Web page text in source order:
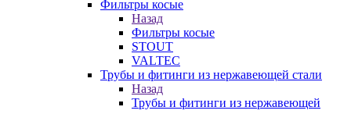
Фильтры косые
Назад
Фильтры косые
STOUT
VALTEC
Трубы и фитинги из нержавеющей стали
Назад
Трубы и фитинги из нержавеющей